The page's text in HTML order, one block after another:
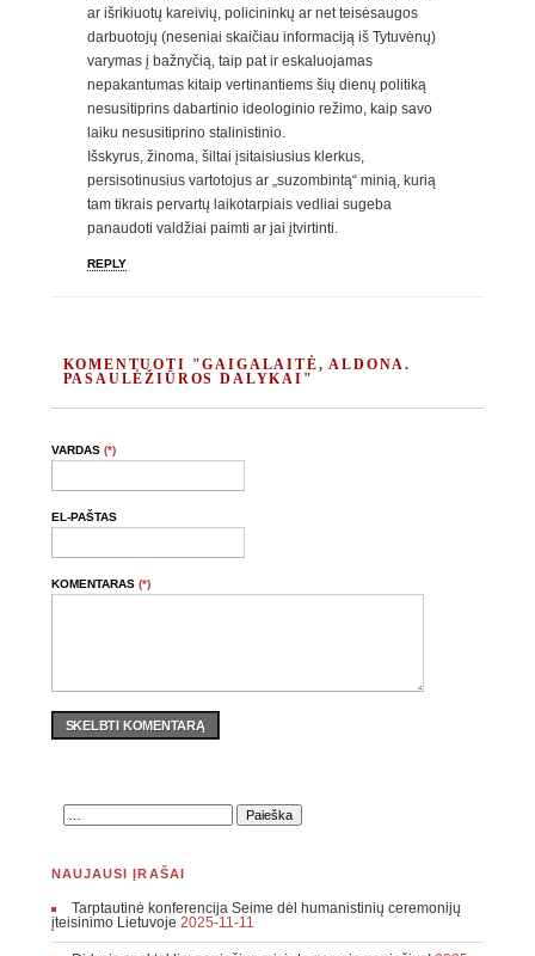
ar išrikiuotų kareivių, policininkų ar net teisėsaugos
darbuotojų (neseniai skaičiau informaciją iš Tytuvėnų)
varymas į bažnyčią, taip pat ir eskaluojamas
nepakantumas kitaip vertinantiems šių dienų politiką
nesusitiprins dabartinio ideologinio režimo, kaip savo
laiku nesusitiprino stalinistinio.
Išskyrus, žinoma, šiltai įsitaisiusius klerkus,
persisotinusius vartotojus ar „suzombintą“ minią, kurią
tam tikrais pervartų laikotarpiais vedliai sugeba
panaudoti valdžiai paimti ar jai įtvirtinti.
REPLY
KOMENTUOTI "GAIGALAITĖ, ALDONA.
PASAULĖŽIŪROS DALYKAI"
VARDAS (*)
EL-PAŠTAS
KOMENTARAS (*)
SKELBTI KOMENTARĄ
NAUJAUSI ĮRAŠAI
Tarptautinė konferencija Seime dėl humanistinių ceremonijų
įteisinimo Lietuvoje 2025-11-11